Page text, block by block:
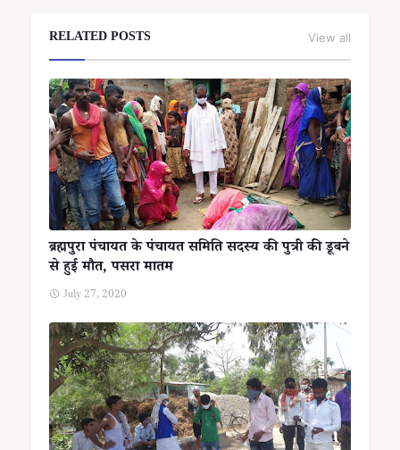
RELATED POSTS View all
ब्रह्मपुरा पंचायत के पंचायत समिति सदस्य की पुत्री की डूबने
से हुई मौत, पसरा मातम
July 27, 2020